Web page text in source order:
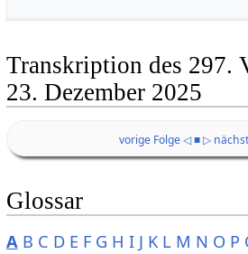
Transkription des 297.
23. Dezember 2025
vorige Folge ◁■▷
Glossar
A B C D E F G H I J K L M N O P